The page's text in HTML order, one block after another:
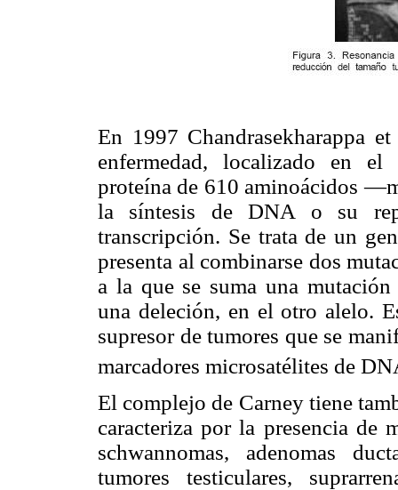
En 1997 Chandrasekharappa
enfermedad, localizado en
proteína de 610 aminoácidos
la síntesis de DNA o su
transcripción. Se trata de un
presenta al combinarse dos
a la que se suma una mutación
una deleción, en el otro alelo.
supresor de tumores que se
marcadores microsatélites de
El complejo de Carney tiene
caracteriza por la presencia de
schwannomas, adenomas
tumores testiculares,